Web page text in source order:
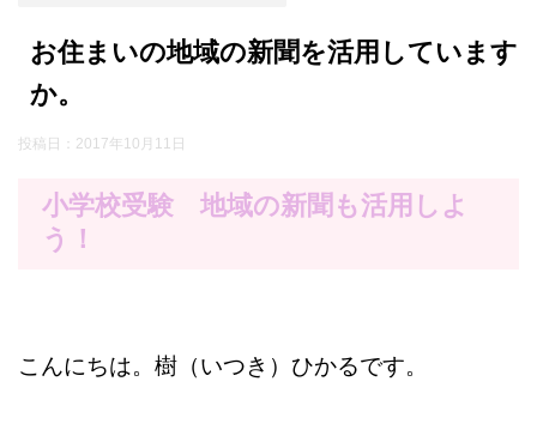
お住まいの地域の新聞を活用しています
か。
投稿日： 2017年10月11日
小学校受験 地域の新聞も活用しよ
う！
こんにちは。樹（いつき）ひかるです。